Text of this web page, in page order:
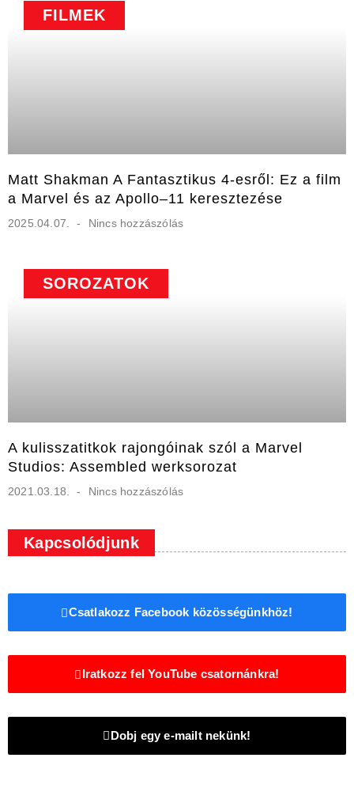
FILMEK
Matt Shakman A Fantasztikus 4-esről: Ez a film
a Marvel és az Apollo–11 keresztezése
2025.04.07. Nincs hozzászólás
SOROZATOK
A kulisszatitkok rajongóinak szól a Marvel
Studios: Assembled werksorozat
2021.03.18. Nincs hozzászólás
Kapcsolódjunk
Csatlakozz Facebook közösségünkhöz!
Iratkozz fel YouTube csatornánkra!
Dobj egy e-mailt nekünk!